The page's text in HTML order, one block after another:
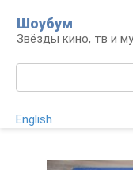
контенту
Шоубум
Звёзды кино, тв и
English